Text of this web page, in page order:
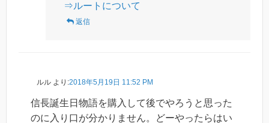
⇒ルートについて
返信
ルル より:2018年5月19日 11:52 PM
信長誕生日物語を購入して後でやろうと思った
のに入り口が分かりません。どーやったらはい